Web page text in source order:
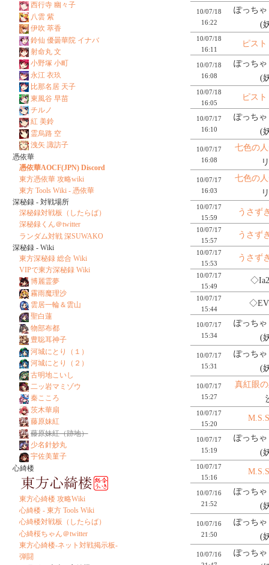
10/07/18
16:22
ぽっちゃ
(
10/07/18
16:11
ピスト
10/07/18
16:08
ぽっちゃ
(
10/07/18
16:05
ピスト
10/07/17
16:10
ぽっちゃ
(
10/07/17
16:08
七色の
10/07/17
16:03
七色の
10/07/17
15:59
うさず
10/07/17
15:57
うさず
10/07/17
15:53
うさず
10/07/17
15:49
10/07/17
15:44
10/07/17
15:34
ぽっちゃ
(
10/07/17
15:31
ぽっちゃ
(
10/07/17
15:27
真紅眼
10/07/17
15:20
M.S.S
10/07/17
15:19
ぽっちゃ
(
10/07/17
15:16
M.S.S
10/07/16
21:52
ぽっちゃ
(
10/07/16
21:50
ぽっちゃ
(
10/07/16
ぽっちゃ
西行寺 幽々子
八雲 紫
伊吹 萃香
鈴仙 優曇華院 イナバ
射命丸 文
小野塚 小町
永江 衣玖
比那名居 天子
東風谷 早苗
チルノ
紅 美鈴
霊烏路 空
洩矢 諏訪子
憑依華
憑依華AOCF(JPN) Discord
東方憑依華 攻略wiki
東方 Tools Wiki - 憑依華
深秘録 - 対戦場所
深秘録対戦板（したらば）
深秘録くん＠twitter
ランダム対戦 深SUWAKO
深秘録 - Wiki
東方深秘録 総合 Wiki
VIPで東方深秘録 Wiki
博麗霊夢
霧雨魔理沙
雲居一輪＆雲山
聖白蓮
物部布都
豊聡耳神子
河城にとり（１）
河城にとり（２）
古明地こいし
二ッ岩マミゾウ
秦こころ
茨木華扇
藤原妹紅
藤原妹紅（跡地）
少名針妙丸
宇佐美菫子
心綺楼
東方心綺楼 攻略Wiki
心綺楼 - 東方 Tools Wiki
心綺楼対戦板（したらば）
心綺桜ちゃん＠twitter
東方心綺楼-ネット対戦掲示板-
弾闘